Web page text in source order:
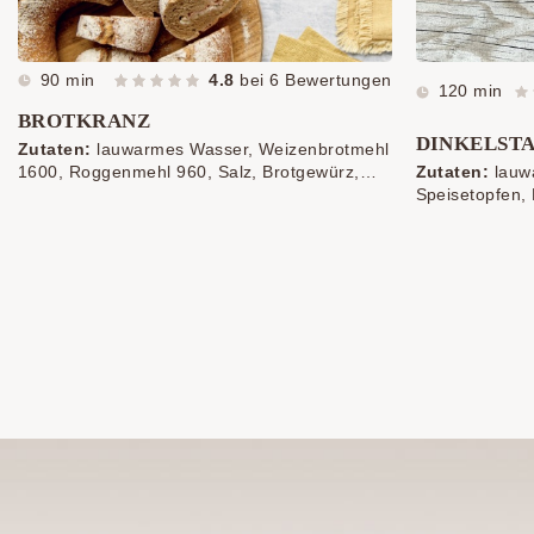
90 min 4.8 bei6 Bewertungen
BROTKRANZ
Zutaten: lauwarmes Wasser, Weizenbrotmehl
1600, Roggenmehl 960, Salz, Brotgewürz,
120 min
Zutaten:
Speisetopfen,